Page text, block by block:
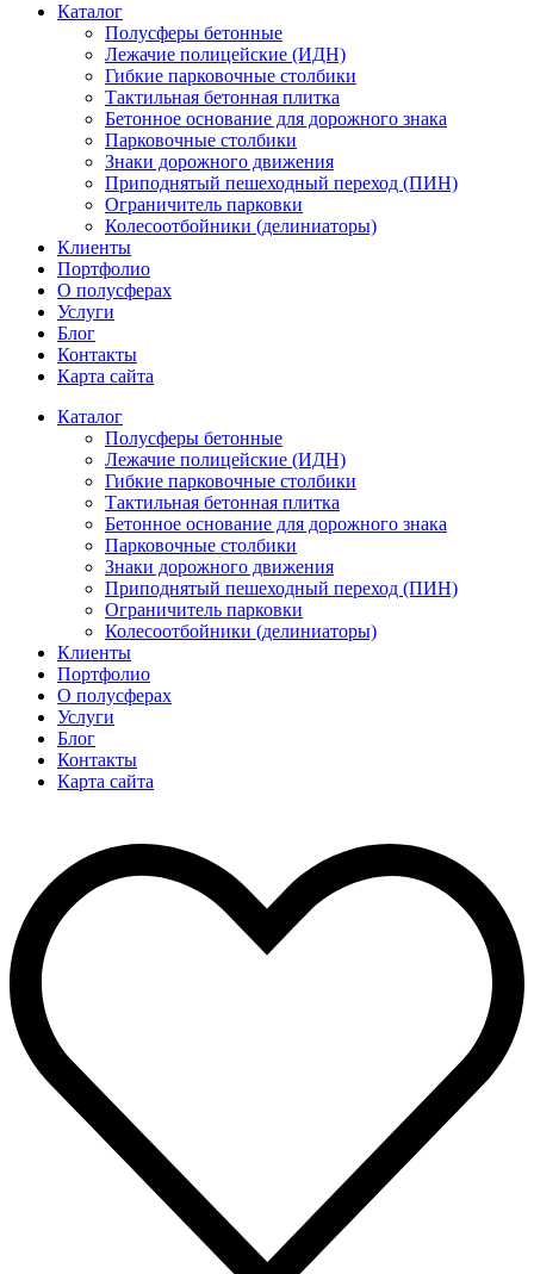
Каталог
Полусферы бетонные
Лежачие полицейские (ИДН)
Гибкие парковочные столбики
Тактильная бетонная плитка
Бетонное основание для дорожного знака
Парковочные столбики
Знаки дорожного движения
Приподнятый пешеходный переход (ПИН)
Ограничитель парковки
Колесоотбойники (делиниаторы)
Клиенты
Портфолио
О полусферах
Услуги
Блог
Контакты
Карта сайта
Каталог
Полусферы бетонные
Лежачие полицейские (ИДН)
Гибкие парковочные столбики
Тактильная бетонная плитка
Бетонное основание для дорожного знака
Парковочные столбики
Знаки дорожного движения
Приподнятый пешеходный переход (ПИН)
Ограничитель парковки
Колесоотбойники (делиниаторы)
Клиенты
Портфолио
О полусферах
Услуги
Блог
Контакты
Карта сайта